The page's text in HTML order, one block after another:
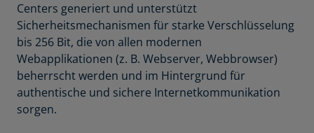
Centers generiert und unterstützt
Sicherheitsmechanismen für starke Verschlüsselung
bis 256 Bit, die von allen modernen
Webapplikationen (z. B. Webserver, Webbrowser)
beherrscht werden und im Hintergrund für
authentische und sichere Internetkommunikation
sorgen.